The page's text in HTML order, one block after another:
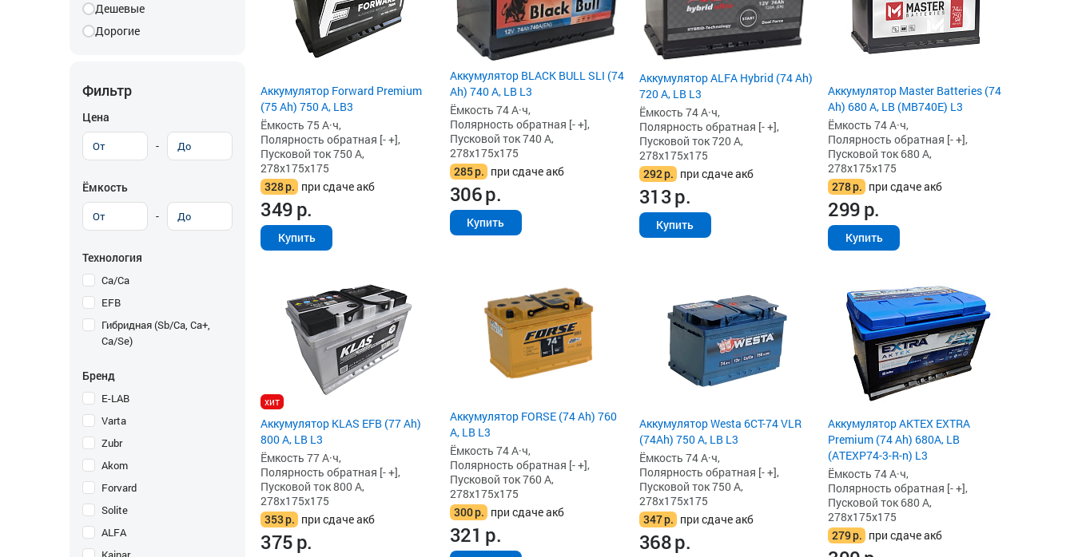
Дешевые
Дорогие
Фильтр
Цена
-
Ёмкость
-
Технология
Ca/Ca
EFB
Гибридная (Sb/Ca, Ca+,
Ca/Se)
Бренд
E-LAB
Varta
Zubr
Akom
Forvard
Solite
ALFA
Аккумулятор Forward Premium
(75 Ah) 750 А, LB3
Ёмкость 75 А·ч,
Полярность обратная [- +],
Пусковой ток 750 А,
278x175x175
328р. при сдаче акб
349р.
Купить
Аккумулятор BLACK BULL SLI (74
Ah) 740 А, LB L3
Ёмкость 74 А·ч,
Полярность обратная [- +],
Пусковой ток 740 А,
278x175x175
285р. при сдаче акб
306р.
Купить
Аккумулятор ALFA Hybrid (74 Ah)
720 А, LB L3
Ёмкость 74 А·ч,
Полярность обратная [- +],
Пусковой ток 720 А,
278x175x175
292р. при сдаче акб
313р.
Купить
Аккумулятор Master Batteries (74
Ah) 680 А, LB (MB740E) L3
Ёмкость 74 А·ч,
Полярность обратная [- +],
Пусковой ток 680 А,
278x175x175
278р. при сдаче акб
299р.
Купить
хит
Аккумулятор KLAS EFB (77 Ah)
800 А, LB L3
Ёмкость 77 А·ч,
Полярность обратная [- +],
Пусковой ток 800 А,
278x175x175
353р. при сдаче акб
375р.
Аккумулятор FORSE (74 Ah) 760
А, LB L3
Ёмкость 74 А·ч,
Полярность обратная [- +],
Пусковой ток 760 А,
278x175x175
300р. при сдаче акб
321 р.
Аккумулятор Westa 6СТ-74 VLR
(74Ah) 750 А, LB L3
Ёмкость 74 А·ч,
Полярность обратная [- +],
Пусковой ток 750 А,
278x175x175
347р. при сдаче акб
368р.
Аккумулятор AKTEX EXTRA
Premium (74 Ah) 680A, LB
(ATEXP74-3-R-n) L3
Ёмкость 74 А·ч,
Полярность обратная [- +],
Пусковой ток 680 А,
278x175x175
279р. при сдаче акб